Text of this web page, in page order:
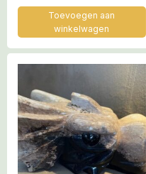
HET OER GEHEUGEN VAN
DE LEMURIA
STAMOUDSTEN
Toevoegen aan
winkelwagen